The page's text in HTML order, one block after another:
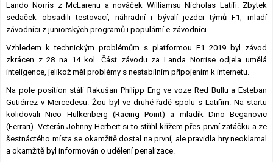
Lando Norris z McLarenu a nováček Williamsu Nicholas Latifi. Zbytek
sedaček obsadili testovací, náhradní i bývalí jezdci týmů F1, mladí
závodníci z juniorských programů i populární e-závodníci.
Vzhledem k technickým problémům s platformou F1 2019 byl závod
zkrácen z 28 na 14 kol. Část závodu za Landa Norrise odjela umělá
inteligence, jelikož měl problémy s nestabilním připojením k internetu.
Na pole position stáli Rakušan Philipp Eng ve voze Red Bullu a Esteban
Gutiérrez v Mercedesu. Žou byl ve druhé řadě spolu s Latifim. Na startu
kolidovali Nico Hülkenberg (Racing Point) a mladík Dino Beganovic
(Ferrari). Veterán Johnny Herbert si to střihl křížem přes první zatáčku a ze
šestnáctého místa se okamžitě dostal na první, ale pravidla hry neoklamal
a okamžitě byl informován o udělení penalizace.